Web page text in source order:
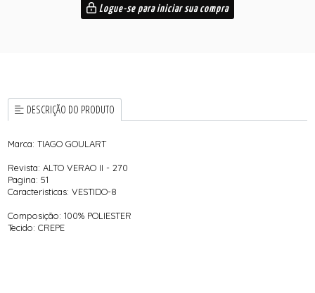
Logue-se para iniciar sua compra
DESCRIÇÃO DO PRODUTO
Marca: TIAGO GOULART
Revista: ALTO VERAO II - 270
Pagina: 51
Caracteristicas: VESTIDO-8
Composição: 100% POLIESTER
Tecido: CREPE